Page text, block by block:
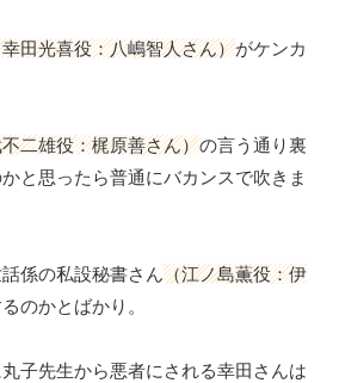
田光喜役：八嶋智人さん）がケンカ
二雄役：梶原善さん）の言う通り裏
と思ったら普通にバカンスで吹きま
係の私設秘書さん（江ノ島薫役：伊
のかとばかり。
子先生から悪者にされる幸田さんは